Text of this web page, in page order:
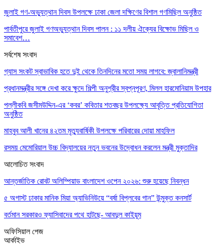
জুলাই গণ-অভ্যুত্থান দিবস উপলক্ষে ঢাকা জেলা দক্ষিণের বিশাল গণমিছিল অনুষ্ঠিত
পার্বতীপুরে জুলাই গণঅভ্যুত্থান দিবস পালন : ১১ দলীয় ঐক্যের বিক্ষোভ মিছিল ও
সমাবেশ…
সর্বশেষ সংবাদ
গ্যাস সংকট স্বাভাবিক হতে দুই থেকে তিনদিনের মতো সময় লাগবে: জ্বালানিমন্ত্রী
প্রধানমন্ত্রীর সঙ্গে দেখা করে ক্ষুদে শিল্পী অনুশ্রীর স্বপ্নপূরণ, মিলল হারমোনিয়াম উপহার
পল্লীকবি জসীমউদ্দিন-এর ‘কবর’ কবিতার শতবছর উপলক্ষ্যে আবৃত্তি প্রতিযোগিতা
অনুষ্ঠিত
মাহবুব আলী খানের ৪২তম মৃত্যুবার্ষিকী উপলক্ষে পরিবারের দোয়া মাহফিল
রসময় মেমোরিয়াল উচ্চ বিদ্যালয়ের নতুন ভবনের উদ্বোধন করলেন মন্ত্রী মুক্তাদির
আলোচিত সংবাদ
আন্তর্জাতিক রোবট অলিম্পিয়াড বাংলাদেশ ওপেন ২০২৬: শুরু হয়েছে নিবন্ধন
৫ অগাস্ট ঢাকার মানিক মিয়া অ্যাভিনিউয়ে “বর্ষা বিপ্লবের গান” উন্মুক্ত কনসার্ট
বর্তমান সরকারও ফ্যাসিবাদের পথে হাটছে- আবদুল কাইয়ূম
অফিসিয়াল পেজ
আর্কাইভ